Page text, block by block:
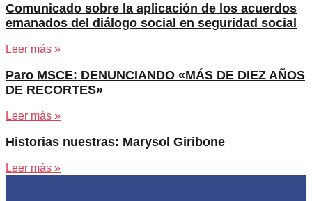
Comunicado sobre la aplicación de los acuerdos
emanados del diálogo social en seguridad social
Leer más »
Paro MSCE: DENUNCIANDO «MÁS DE DIEZ AÑOS
DE RECORTES»
Leer más »
Historias nuestras: Marysol Giribone
Leer más »